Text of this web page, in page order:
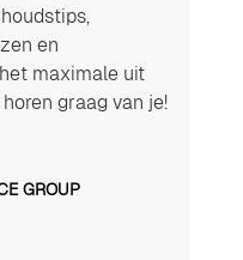
en
maximale uit
graag van je!
GROUP